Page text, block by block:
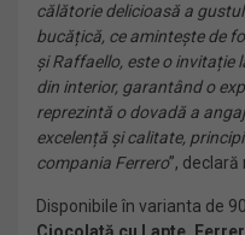
călătorie delicioasă a
bucățică, ce amintește de
și Raffaello, este o invitație
din interior, garantând o
reprezintă o dovadă a
excelență și calitate,
compania Ferrero”,
Disponibile în varianta de